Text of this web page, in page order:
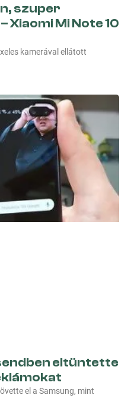
szuper
Xiaomi Mi Note 10
kamerával ellátott
eltüntette
el a Samsung, mint